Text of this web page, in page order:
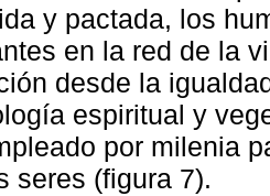
y pactada, los
en la red de la
desde la
espiritual y
por milenia
seres (figura 7).